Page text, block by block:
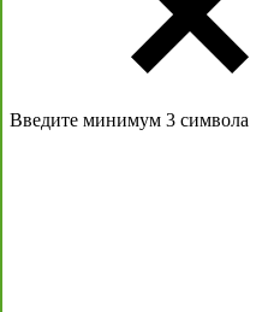
Введите минимум 3 символа